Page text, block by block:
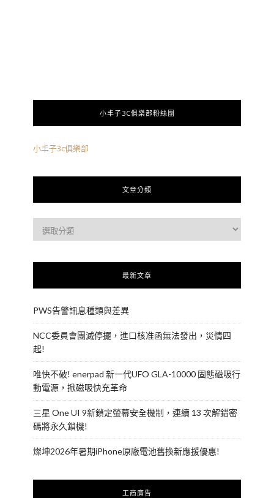
小丰子3C俱樂部粉絲團
小丰子3c俱樂部
文章分類
最新文章
PWS告警訊息種類與差異
NCC委員會團滅停擺，進口核准函無法發出，災情四
起!
唯快不破! enerpad 新一代UFO GLA-10000 固態磁吸行
動電源，掀磁吸快充革命
三星 One UI 9新鎖定螢幕安全機制，連續 13 次解錯密
碼將永久鎖機!
燦坤2026年暑期iPhone原廠電池舊換新應援優惠!
工商廣告